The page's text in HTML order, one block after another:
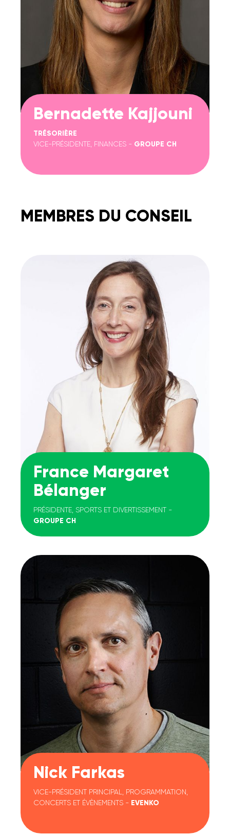
Bernadette Kajjouni
TRÉSORIÈRE
VICE-PRÉSIDENTE, FINANCES - GROUPE CH
MEMBRES DU CONSEIL
France Margaret
Bélanger
PRÉSIDENTE, SPORTS ET DIVERTISSEMENT -
GROUPE CH
Nick Farkas
VICE-PRÉSIDENT PRINCIPAL, PROGRAMMATION,
CONCERTS ET ÉVÈNEMENTS - EVENKO